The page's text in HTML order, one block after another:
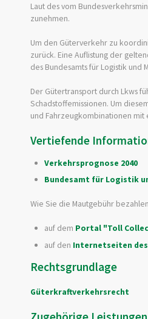
Laut des vom
zunehmen.
Um den Güterverkehr zu
zurück. Eine Auflistung der
des Bundesamts für Logistik und
Der Gütertransport durch Lkws
Schadstoffemissionen. Um
und Fahrzeugkombinationen mit
Vertiefende
Verkehrsprognose 2040
Bundesamt für Logistik
Wie Sie die Mautgebühr
auf dem Portal "Toll
auf den Internetseiten
Rechtsgrundlage
Güterkraftverkehrsrecht